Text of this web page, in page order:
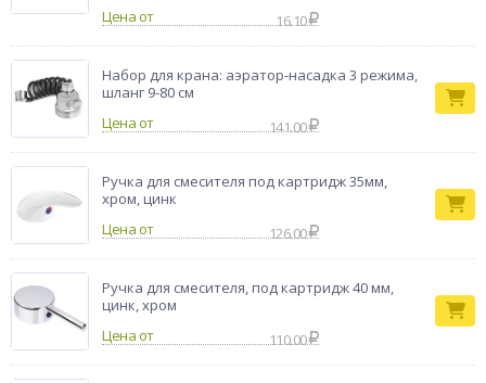
Цена от
16.10
Набор для крана: аэратор-насадка 3 режима,
шланг 9-80 см
Цена от
141.00
Ручка для смесителя под картридж 35мм,
хром, цинк
Цена от
126.00
Ручка для смесителя, под картридж 40 мм,
цинк, хром
Цена от
110.00